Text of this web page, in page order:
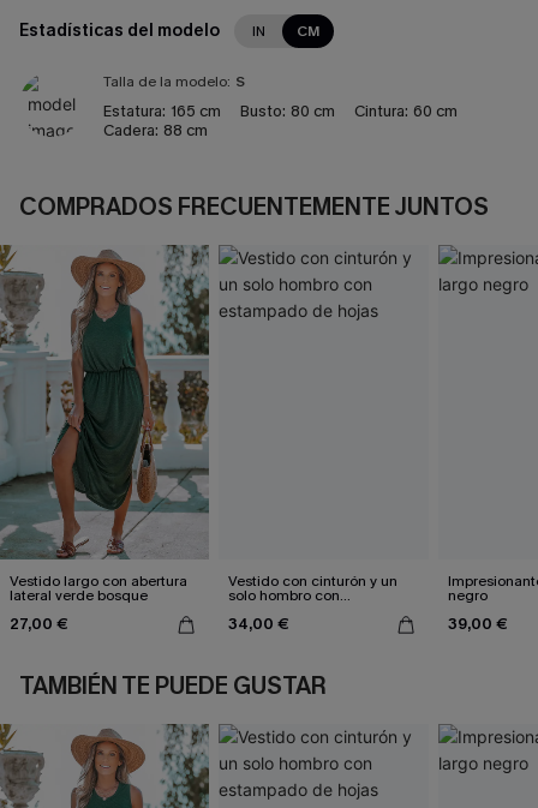
Estadísticas del modelo IN CM
Talla de la modelo: S
Estatura: 165 cm Busto: 80 cm Cintura: 60 cm
Cadera: 88 cm
COMPRADOS FRECUENTEMENTE JUNTOS
Vestido largo con abertura
lateral verde bosque
27,00 €
Vestido con cinturón y un
solo hombro con
34,00 €
negro
39,00 €
TAMBIÉN TE PUEDE GUSTAR